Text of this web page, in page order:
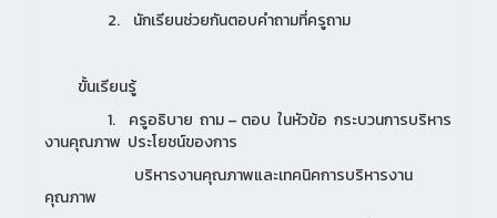
2. นักเรียนช่วยกันตอบคำถามที่ครูถาม
ขั้นเรียนรู้
1. ครูอธิบาย ถาม – ตอบ ในหัวข้อ กระบวนการบริหาร
งานคุณภาพ ประโยชน์ของการ
บริหารงานคุณภาพและเทคนิคการบริหารงาน
คุณภาพ